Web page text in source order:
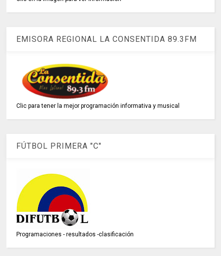
EMISORA REGIONAL LA CONSENTIDA 89.3FM
Clic para tener la mejor programación informativa y musical
FÚTBOL PRIMERA "C"
Programaciones - resultados -clasificación